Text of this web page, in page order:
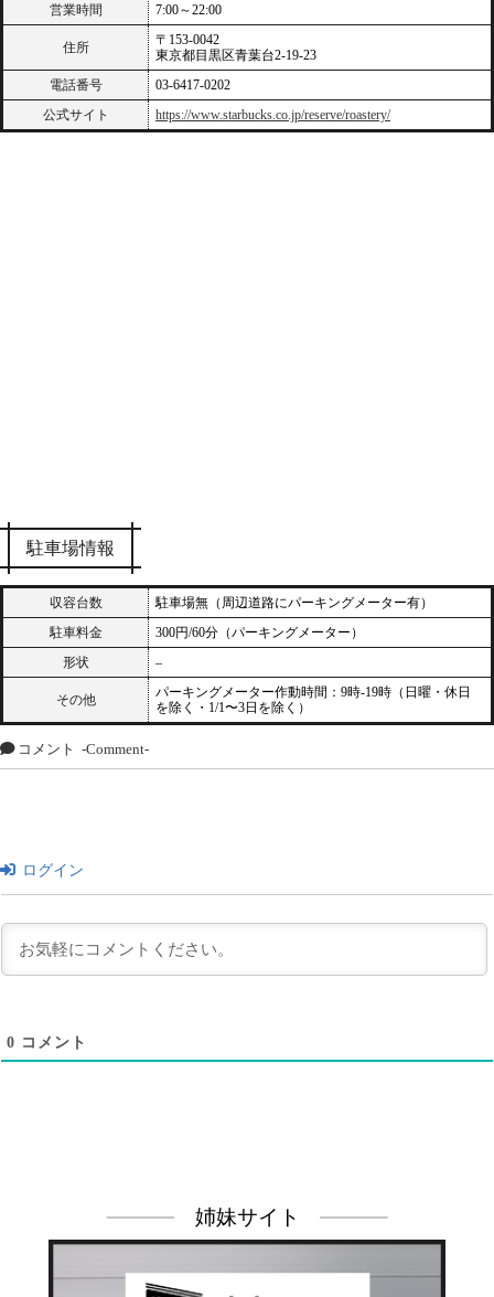
営業時間 7:00～22:00
住所
〒153-0042
東京都目黒区青葉台2-19-23
電話番号
03-6417-0202
公式サイト
https://www.starbucks.co.jp/reserve/roastery/
駐車場情報
収容台数
駐車場無（周辺道路にパーキングメーター有）
駐車料金
300円/60分（パーキングメーター）
形状
–
その他
パーキングメーター作動時間：9時-19時（日曜・休日
を除く・1/1〜3日を除く）
コメント -Comment-
ログイン
0 コメント
姉妹サイト